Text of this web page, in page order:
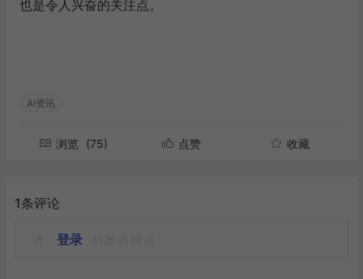
也是令人兴奋的关注点。
AI资讯
浏览 (75) 点赞 收藏
1条评论
登录